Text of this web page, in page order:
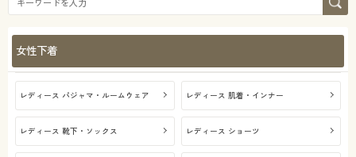
女性下着
レディース パジャマ・ルームウェア レディース 肌着・インナー
レディース 靴下・ソックス レディース ショーツ